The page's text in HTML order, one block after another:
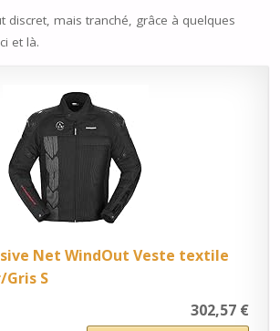
discret, mais tranché, grâce à quelques
et là.
Net WindOut Veste textile
S
302,57 €